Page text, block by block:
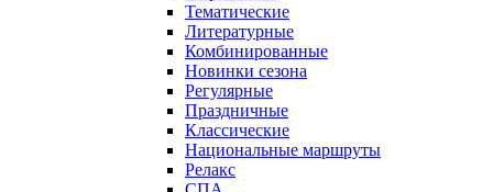
Тематические
Литературные
Комбинированные
Новинки сезона
Регулярные
Праздничные
Классические
Национальные маршруты
Релакс